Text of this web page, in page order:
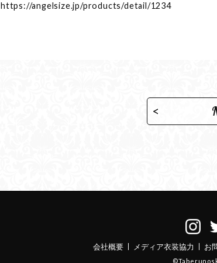
https://angelsize.jp/products/detail/1234
会社概要 メディア衣装協力 お